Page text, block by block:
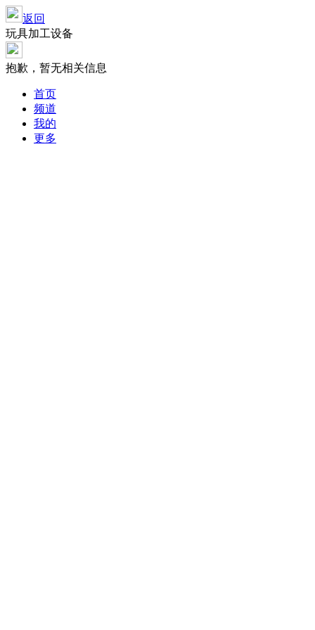
返回
玩具加工设备
抱歉，暂无相关信息
首页
频道
我的
更多